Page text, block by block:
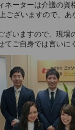
ネーターは介護の資
ございますので、あ
ざいますので、現場
てご自身では言いに